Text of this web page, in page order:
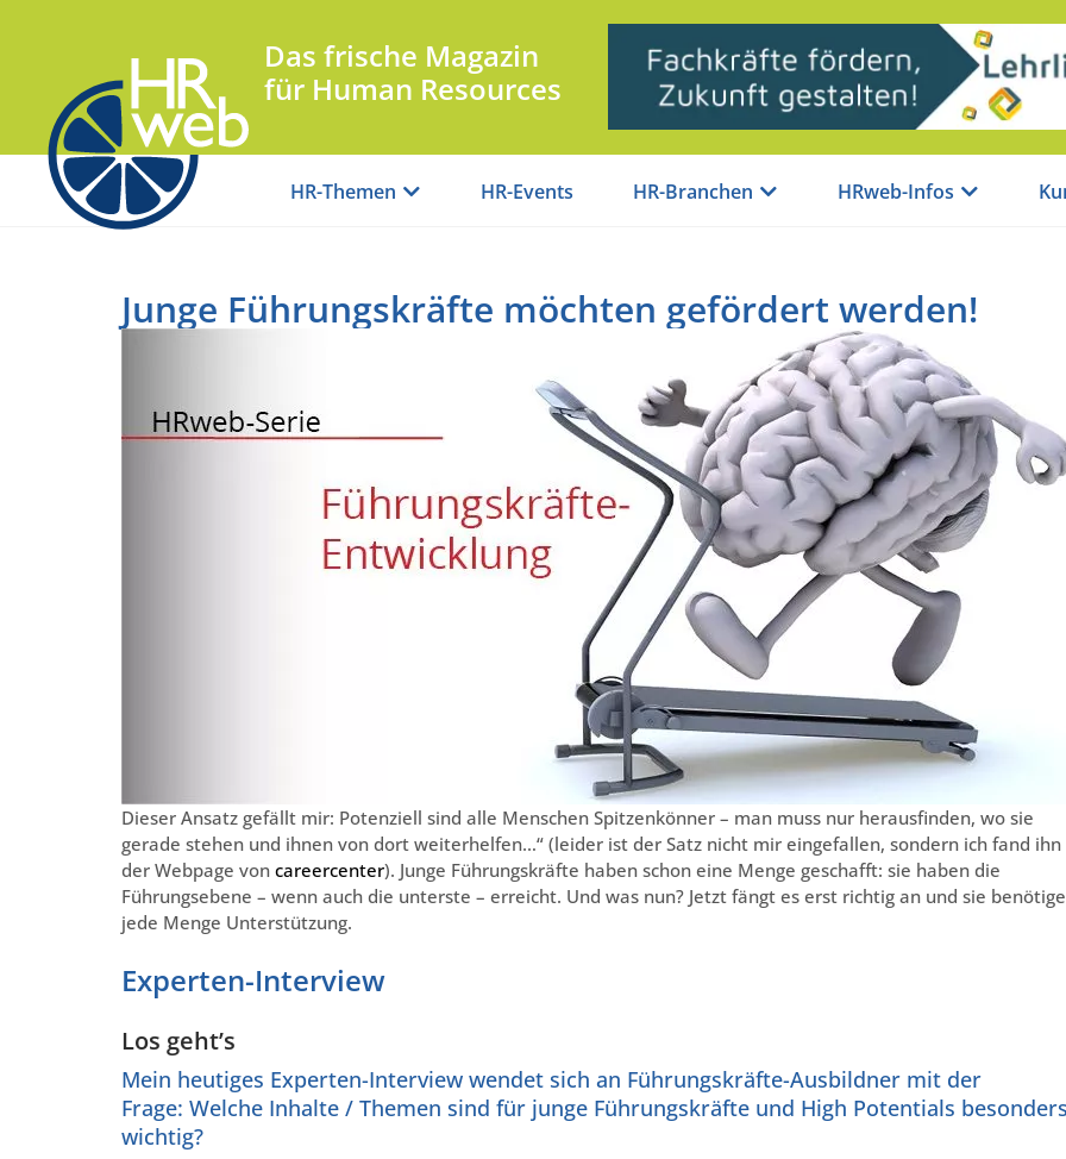
Das frische Magazin
für Human Resources
HR-Themen HR-Events HR-Branchen HRweb-Infos
Junge Führungskräfte möchten gefördert werden!
Dieser Ansatz gefällt mir: Potenziell sind alle Menschen Spitzenkönner – man muss nur herausfinden, wo sie
gerade stehen und ihnen von dort weiterhelfen…“ (leider ist der Satz nicht mir eingefallen, sondern ich fand ihn
der Webpage von careercenter). Junge Führungskräfte haben schon eine Menge geschafft: sie haben die
Führungsebene – wenn auch die unterste – erreicht. Und was nun? Jetzt fängt es erst richtig an und sie
jede Menge Unterstützung.
Experten-Interview
Los geht’s
Mein heutiges Experten-Interview wendet sich an Führungskräfte-Ausbildner mit der
Frage: Welche Inhalte / Themen sind für junge Führungskräfte und High Potentials
wichtig?